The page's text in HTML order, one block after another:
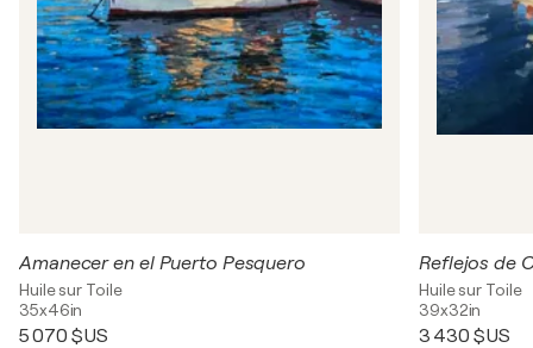
Amanecer en el Puerto Pesquero
Huile sur Toile
35x46in
5 070 $US
Reflejos de
Huile sur Toile
39x32in
3 430 $US